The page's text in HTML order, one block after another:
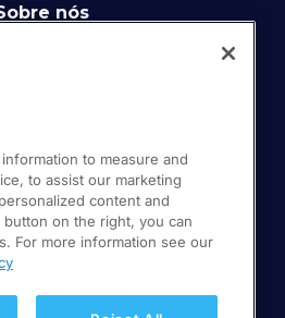
nós
Parceiros
Information
to measure and
to assist our marketing
content and
on the right, you can
For more information see our